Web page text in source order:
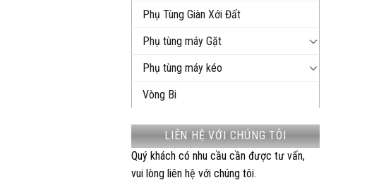
Phụ Tùng Giàn Xới Đất
Phụ tùng máy Gặt
Phụ tùng máy kéo
Vòng Bi
LIÊN HỆ VỚI CHÚNG TÔI
Quý khách có nhu cầu cần được tư vấn,
vui lòng liên hệ với chúng tôi.